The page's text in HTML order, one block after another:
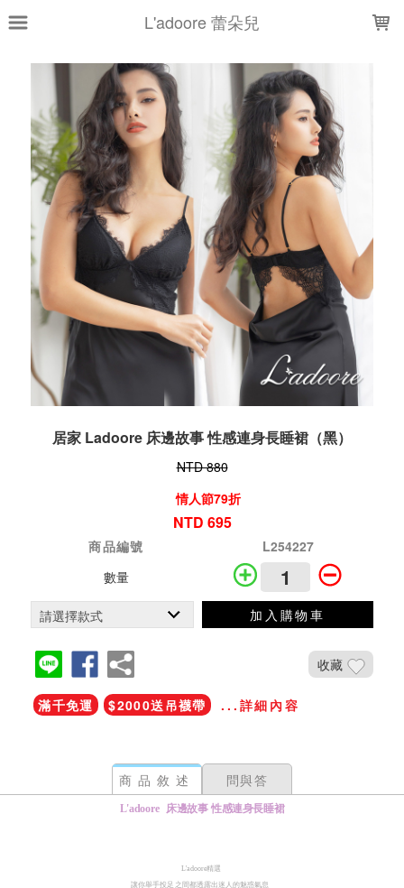
L'adoore 蕾朵兒
居家 Ladoore 床邊故事 性感連身長睡裙（黑）
NTD 880
情人節79折
NTD 695
商品編號
L254227
數量
加入購物車
收藏
滿千免運 $2000送吊襪帶 ...詳細內容
商品敘述 問與答